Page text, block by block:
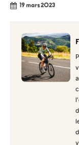
19 mars 2023